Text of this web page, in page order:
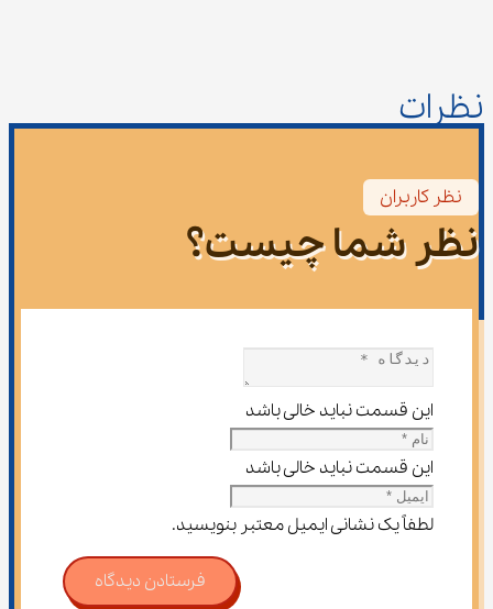
نظرات
نظر کاربران
نظر شما چیست؟
این قسمت نباید خالی باشد
این قسمت نباید خالی باشد
لطفاً یک نشانی ایمیل معتبر بنویسید.
فرستادن دیدگاه